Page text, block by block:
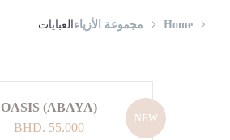
Home مجموعة الأزياءالعبايات
NEW
OASIS (ABAYA)
BHD. 55.000